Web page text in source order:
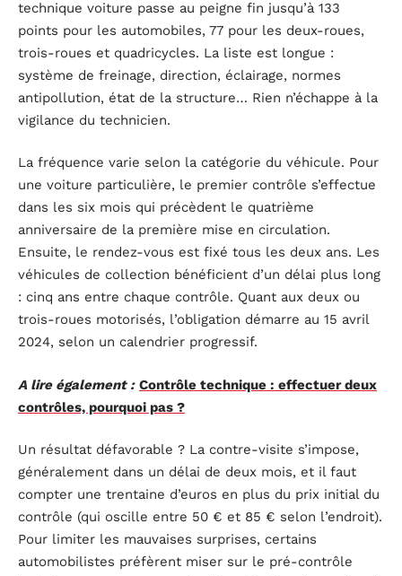
technique voiture passe au peigne fin jusqu’à 133
points pour les automobiles, 77 pour les deux-roues,
trois-roues et quadricycles. La liste est longue :
système de freinage, direction, éclairage, normes
antipollution, état de la structure… Rien n’échappe à la
vigilance du technicien.
La fréquence varie selon la catégorie du véhicule. Pour
une voiture particulière, le premier contrôle s’effectue
dans les six mois qui précèdent le quatrième
anniversaire de la première mise en circulation.
Ensuite, le rendez-vous est fixé tous les deux ans. Les
véhicules de collection bénéficient d’un délai plus long
: cinq ans entre chaque contrôle. Quant aux deux ou
trois-roues motorisés, l’obligation démarre au 15 avril
2024, selon un calendrier progressif.
A lire également : Contrôle technique : effectuer deux
contrôles, pourquoi pas ?
Un résultat défavorable ? La contre-visite s’impose,
généralement dans un délai de deux mois, et il faut
compter une trentaine d’euros en plus du prix initial du
contrôle (qui oscille entre 50 € et 85 € selon l’endroit).
Pour limiter les mauvaises surprises, certains
automobilistes préfèrent miser sur le pré-contrôle